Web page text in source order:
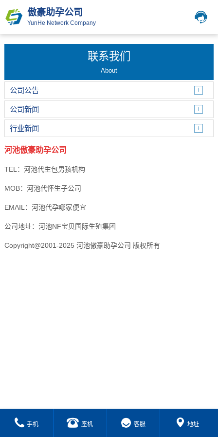
傲豪助孕公司
YunHe Network Company
联系我们
About
公司公告
公司新闻
行业新闻
河池傲豪助孕公司
TEL：河池代生包男孩机构
MOB：河池代怀生子公司
EMAIL：河池代孕哪家便宜
公司地址：河池NF宝贝国际生殖集团
Copyright@2001-2025 河池傲豪助孕公司 版权所有
手机 座机 客服 地址